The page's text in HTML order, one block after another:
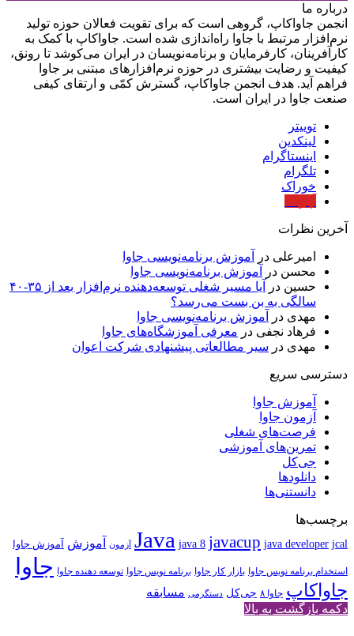
درباره‌ ما
انجمن جاواکاپ، گروهی است که برای تقویت فعالان حوزه‌ تولید
نرم‌افزار مرتبط با جاوا راه‌اندازی شده است. جاواکاپ با کمک به
کارآفرینان، کارفرمایان و برنامه‌نویسان در ایران می‌کوشد تا رونق،
کیفیت و رضایت بیشتری در حوزه‌ نرم‌افزارهای مبتنی بر جاوا
فراهم آید. هدف انجمن جاواکاپ، گسترش کمّی و ارتقای کیفی
صنعت جاوا در ایران است.
توییتر
لینکدین
اینستاگرام
تلگرام
خوراک
آخرین نظرات
امیرعلی در
آموزش برنامه‌نویسی جاوا
محسن در
آموزش برنامه‌نویسی جاوا
حسین در
آیا مسیر شغلی توسعه‌دهنده نرم‌افزار بعد از ۳۵-۴۰
سالگی به بن بست می‌رسد؟
مهدی در
آموزش برنامه‌نویسی جاوا
فرهاد نجفی در معرفی آموزشگاه‌های جاوا
مهدی در سیر مطالعاتی پیشنهادی شرکت اعوان
دسترسی سریع
آموزش جاوا
آزمون جاوا
فرصت‌های شغلی
تمرین‌های آموزشی
جی‌کل
دانلودها
دانستنی‌ها
برچسب‌ها
Java java 8 javacup java developer jcal آزمون آموزش آموزش جاوا
استخدام برنامه نویس جاوا بازار کار جاوا برنامه نویس جاوا توسعه دهنده جاوا جاوا
جاواکاپ جاوا ۸ جی‌کل دستگرمی مسابقه
دکمه بازگشت به بالا